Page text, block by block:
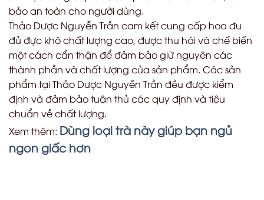
bảo an toàn cho người dùng.
Thảo Dược Nguyễn Trần cam kết cung cấp hoa đu
đủ đực khô chất lượng cao, được thu hái và chế biến
một cách cẩn thận để đảm bảo giữ nguyên các
thành phần và chất lượng của sản phẩm. Các sản
phẩm tại Thảo Dược Nguyễn Trần đều được kiểm
định và đảm bảo tuân thủ các quy định và tiêu
chuẩn về chất lượng.
Xem thêm: Dùng loại trà này giúp bạn ngủ
ngon giấc hơn